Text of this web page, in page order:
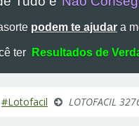
podem te ajudara
ter Resultados de
#Lotofacil LOTOFACIL